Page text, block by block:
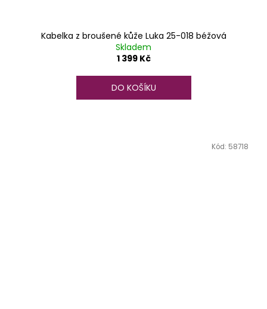
Kabelka z broušené kůže Luka 25-018 béžová
Skladem
1 399 Kč
DO KOŠÍKU
Kód: 58718